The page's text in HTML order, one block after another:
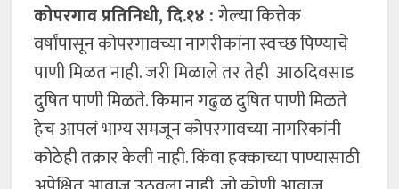
कोपरगाव प्रतिनिधी, दि.१४ :गेल्या कित्तेक
वर्षांपासून कोपरगावच्या नागरीकांना स्वच्छ पिण्याचे
पाणी मिळत नाही. जरी मिळाले तर तेही आठदिवसाड
दुषित पाणी मिळते. किमान गढुळ दुषित पाणी मिळते
हेच आपलं भाग्य समजून कोपरगावच्या नागरिकांनी
कोठेही तक्रार केली नाही. किंवा हक्काच्या पाण्यासाठी